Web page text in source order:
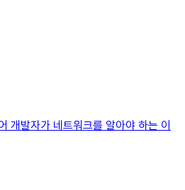
개발자가 네트워크를 알아야 하는 이